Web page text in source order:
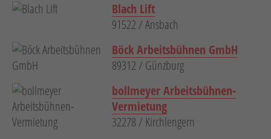
Blach Lift
91522 / Ansbach
Böck Arbeitsbühnen GmbH
89312 / Günzburg
bollmeyer Arbeitsbühnen-
Vermietung
32278 / Kirchlengern